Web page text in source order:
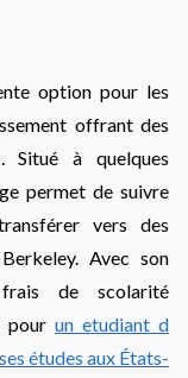
option pour les
offrant des
Situé à quelques
permet de suivre
vers des
Avec son
de scolarité
pourun etudiant d
études aux États-